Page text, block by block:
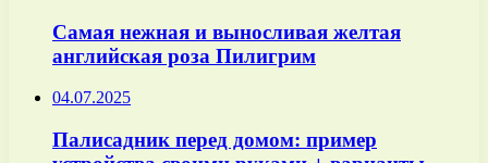
Самая нежная и выносливая желтая
английская роза Пилигрим
04.07.2025
Палисадник перед домом: пример